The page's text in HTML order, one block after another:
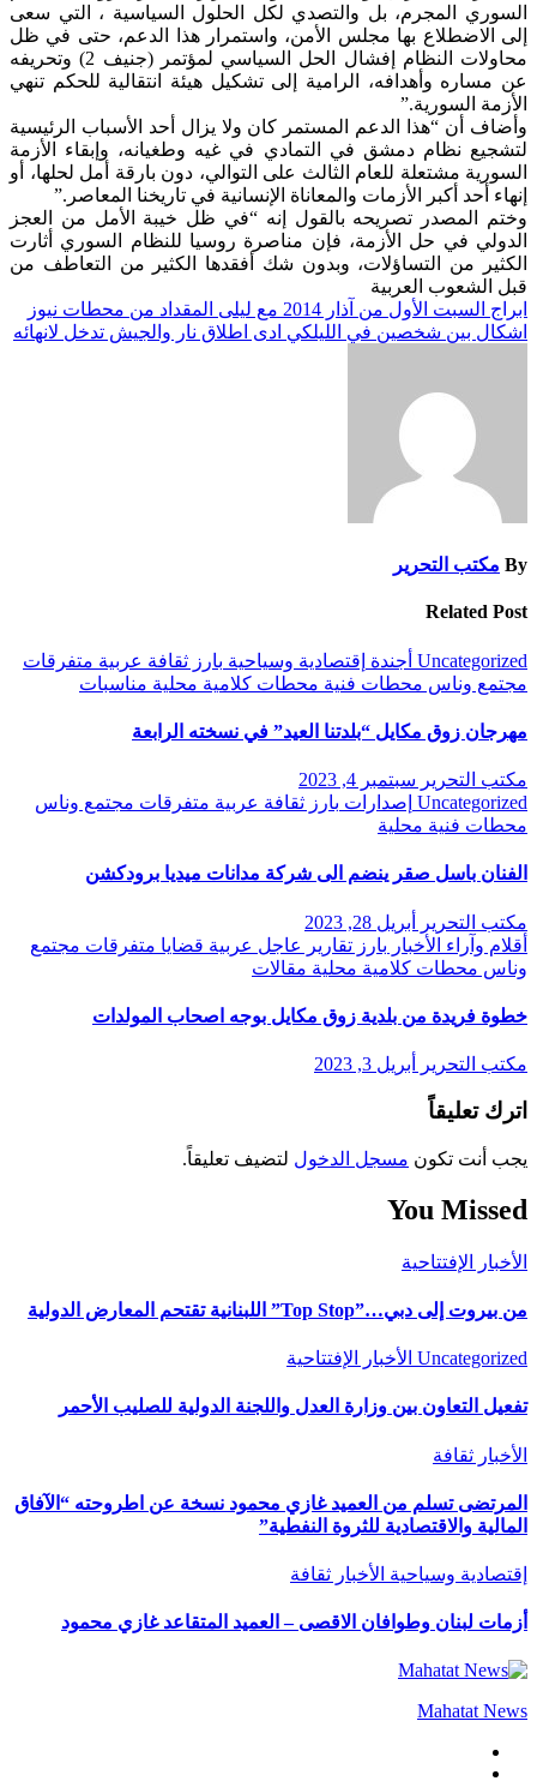
السوري المجرم، بل والتصدي لكل الحلول السياسية ، التي سعى
إلى الاضطلاع بها مجلس الأمن، واستمرار هذا الدعم، حتى في ظل
محاولات النظام إفشال الحل السياسي لمؤتمر (جنيف 2) وتحريفه
عن مساره وأهدافه، الرامية إلى تشكيل هيئة انتقالية للحكم تنهي
الأزمة السورية.”
وأضاف أن “هذا الدعم المستمر كان ولا يزال أحد الأسباب الرئيسية
لتشجيع نظام دمشق في التمادي في غيه وطغيانه، وإبقاء الأزمة
السورية مشتعلة للعام الثالث على التوالي، دون بارقة أمل لحلها، أو
إنهاء أحد أكبر الأزمات والمعاناة الإنسانية في تاريخنا المعاصر.”
وختم المصدر تصريحه بالقول إنه “في ظل خيبة الأمل من العجز
الدولي في حل الأزمة، فإن مناصرة روسيا للنظام السوري أثارت
الكثير من التساؤلات، وبدون شك أفقدها الكثير من التعاطف من
قبل الشعوب العربية
تصفّح
المقالات
ابراج السبت الأول من آذار 2014 مع ليلى المقداد من محطات نيوز
اشكال بين شخصين في الليلكي ادى اطلاق نار والجيش تدخل لانهائه
By مكتب التحرير
Related Post
Uncategorized أجندة إقتصادية وسياحية بارز ثقافة عربية متفرقات
مجتمع وناس محطات فنية محطات كلامية محلية مناسبات
مهرجان زوق مكايل “بلدتنا العيد” في نسخته الرابعة
مكتب التحرير سبتمبر 4, 2023
Uncategorized إصدارات بارز ثقافة عربية متفرقات مجتمع وناس
محطات فنية محلية
الفنان باسل صقر ينضم الى شركة مدانات ميديا برودكشن
مكتب التحرير
أبريل 28, 2023
أقلام وآراء الأخبار بارز تقارير عاجل عربية قضايا متفرقات مجتمع
وناس محطات كلامية محلية مقالات
خطوة فريدة من بلدية زوق مكايل بوجه اصحاب المولدات
مكتب التحرير أبريل 3, 2023
اترك تعليقاً
يجب أنت تكون مسجل الدخول لتضيف تعليقاً.
You Missed
الأخبار الإفتتاحية
من بيروت إلى دبي…”Top Stop” اللبنانية تقتحم المعارض الدولية
Uncategorized الأخبار الإفتتاحية
تفعيل التعاون بين وزارة العدل واللجنة الدولية للصليب الأحمر
الأخبار ثقافة
المرتضى تسلم من العميد غازي محمود نسخة عن اطروحته “الآفاق
المالية والاقتصادية للثروة النفطية”
إقتصادية وسياحية الأخبار ثقافة
أزمات لبنان وطوافان الاقصى – العميد المتقاعد غازي محمود
Mahatat News